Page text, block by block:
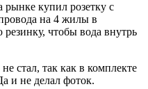
купил розетку с
на 4 жилы в
чтобы вода внутрь
стал, так как в комплекте
и не делал фоток.